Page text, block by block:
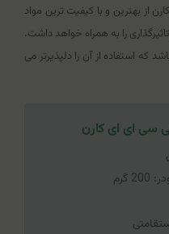
از بهترین و با کیفیت ترین مواد
را به همراه خواهد داشت.
که استفاده از آن را دلپذیرتر می
سی ای ای کارن